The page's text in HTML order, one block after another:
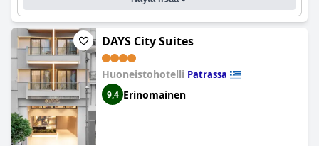
DAYS City Suites
Huoneistohotelli Patrassa
9,4 Erinomainen